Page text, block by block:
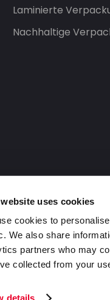
uses cookies
cookies to
We also share
partners who may
collected from your
details
Laminierte
Nachhaltige
Group. Alle Rechte